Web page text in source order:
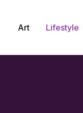
Art Lifestyle